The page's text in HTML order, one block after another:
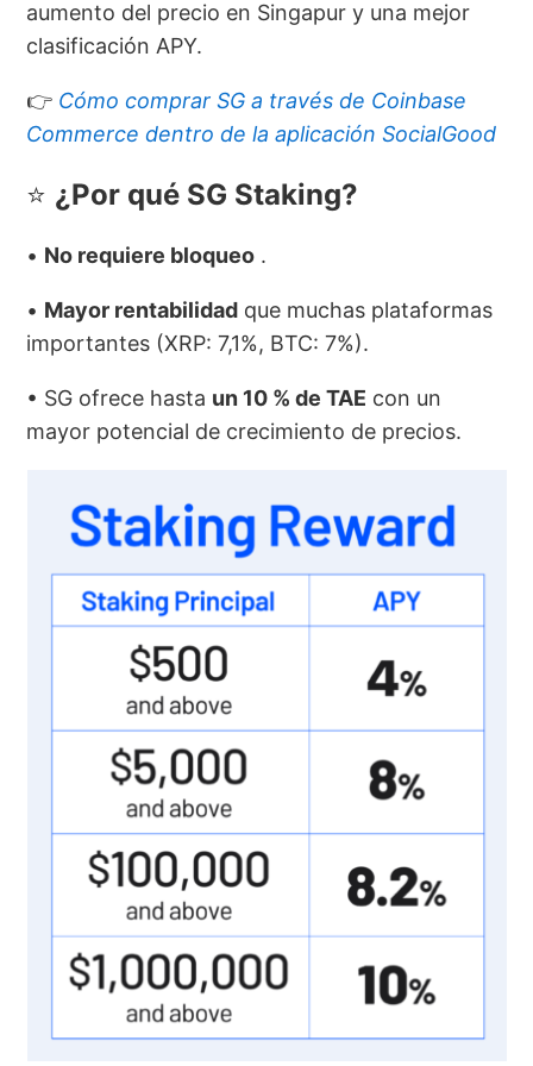
aumento del precio en Singapur y una mejor
clasificación APY.
👉 Cómo comprar SG a través de Coinbase
Commerce dentro de la aplicación SocialGood
⭐ ¿Por qué SG Staking?
• No requiere bloqueo .
• Mayor rentabilidad que muchas plataformas
importantes (XRP: 7,1%, BTC: 7%).
• SG ofrece hasta un 10 % de TAE con un
mayor potencial de crecimiento de precios.